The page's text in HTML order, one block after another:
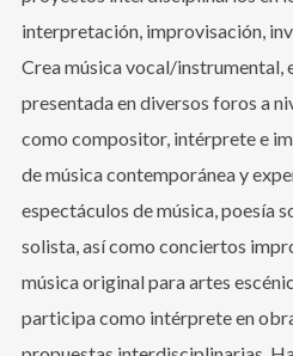
Login
interpretación, improvisación,
Crea música vocal/instrumental,
presentada en diversos foros a
como compositor, intérprete e
de música contemporánea y
espectáculos de música, poesía
solista, así como conciertos
música original para artes
participa como intérprete en